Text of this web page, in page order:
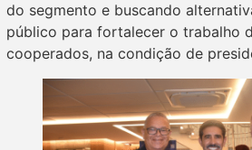
do segmento e buscando
público para fortalecer o trabalho
cooperados, na condição de